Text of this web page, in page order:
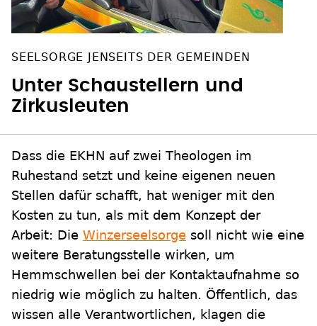
SEELSORGE JENSEITS DER GEMEINDEN
Unter Schaustellern und
Zirkusleuten
Dass die EKHN auf zwei Theologen im
Ruhestand setzt und keine eigenen neuen
Stellen dafür schafft, hat weniger mit den
Kosten zu tun, als mit dem Konzept der
Arbeit: Die Winzerseelsorge soll nicht wie eine
weitere Beratungsstelle wirken, um
Hemmschwellen bei der Kontaktaufnahme so
niedrig wie möglich zu halten. Öffentlich, das
wissen alle Verantwortlichen, klagen die